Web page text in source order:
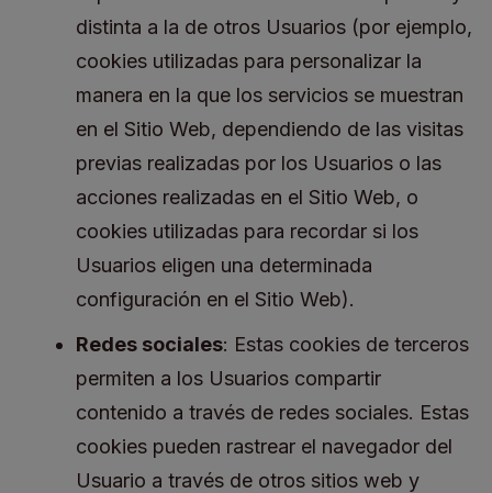
distinta a la de otros Usuarios (por ejemplo,
cookies utilizadas para personalizar la
manera en la que los servicios se muestran
en el Sitio Web, dependiendo de las visitas
previas realizadas por los Usuarios o las
acciones realizadas en el Sitio Web, o
cookies utilizadas para recordar si los
Usuarios eligen una determinada
configuración en el Sitio Web).
Redes sociales: Estas cookies de terceros
permiten a los Usuarios compartir
contenido a través de redes sociales. Estas
cookies pueden rastrear el navegador del
Usuario a través de otros sitios web y